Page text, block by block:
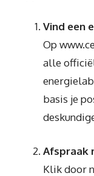
Vind een
Op
alle
basis je
Afspraak
Klik door